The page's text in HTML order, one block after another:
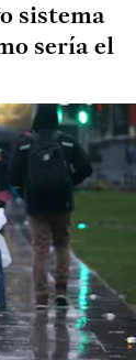
sistema
sería el